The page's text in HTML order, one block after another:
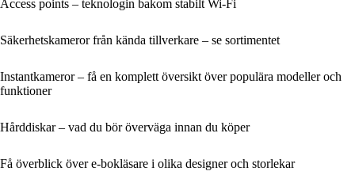
Access points – teknologin bakom stabilt Wi-Fi
Säkerhetskameror från kända tillverkare – se sortimentet
Instantkameror – få en komplett översikt över populära modeller och
funktioner
Hårddiskar – vad du bör överväga innan du köper
Få överblick över e-bokläsare i olika designer och storlekar